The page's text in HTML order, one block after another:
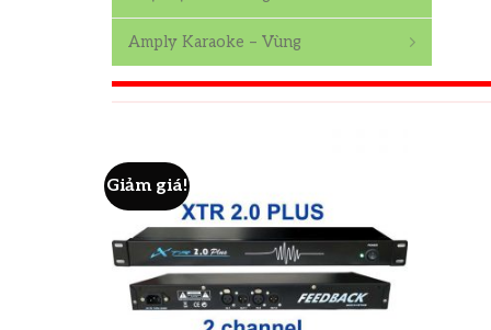
Amply Karaoke – Vùng
Giảm giá!